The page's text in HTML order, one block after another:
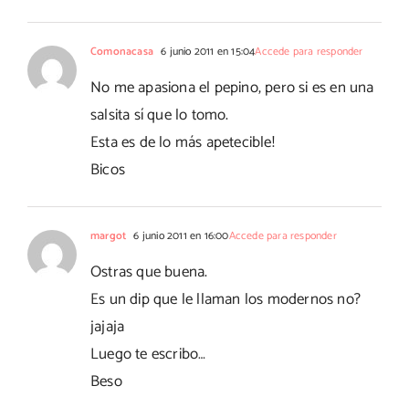
Comonacasa 6 junio 2011 en 15:04Accede para responder
No me apasiona el pepino, pero si es en una
salsita sí que lo tomo.
Esta es de lo más apetecible!
Bicos
margot 6 junio 2011 en 16:00Accede para responder
Ostras que buena.
Es un dip que le llaman los modernos no?
jajaja
Luego te escribo…
Beso